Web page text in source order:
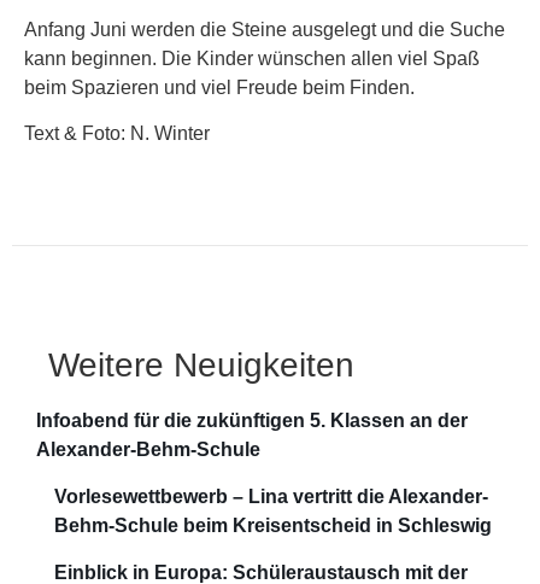
Anfang Juni werden die Steine ausgelegt und die Suche
kann beginnen. Die Kinder wünschen allen viel Spaß
beim Spazieren und viel Freude beim Finden.
Text & Foto: N. Winter
Weitere Neuigkeiten
Infoabend für die zukünftigen 5. Klassen an der
Alexander-Behm-Schule
Vorlesewettbewerb – Lina vertritt die Alexander-
Behm-Schule beim Kreisentscheid in Schleswig
Einblick in Europa: Schüleraustausch mit der